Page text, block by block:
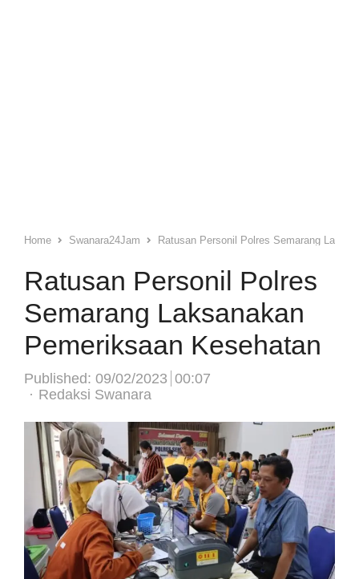
Home Swanara24Jam Ratusan Personil Polres Semarang
Ratusan Personil Polres
Semarang Laksanakan
Pemeriksaan Kesehatan
Published: 09/02/2023 00:07
Author
Redaksi Swanara